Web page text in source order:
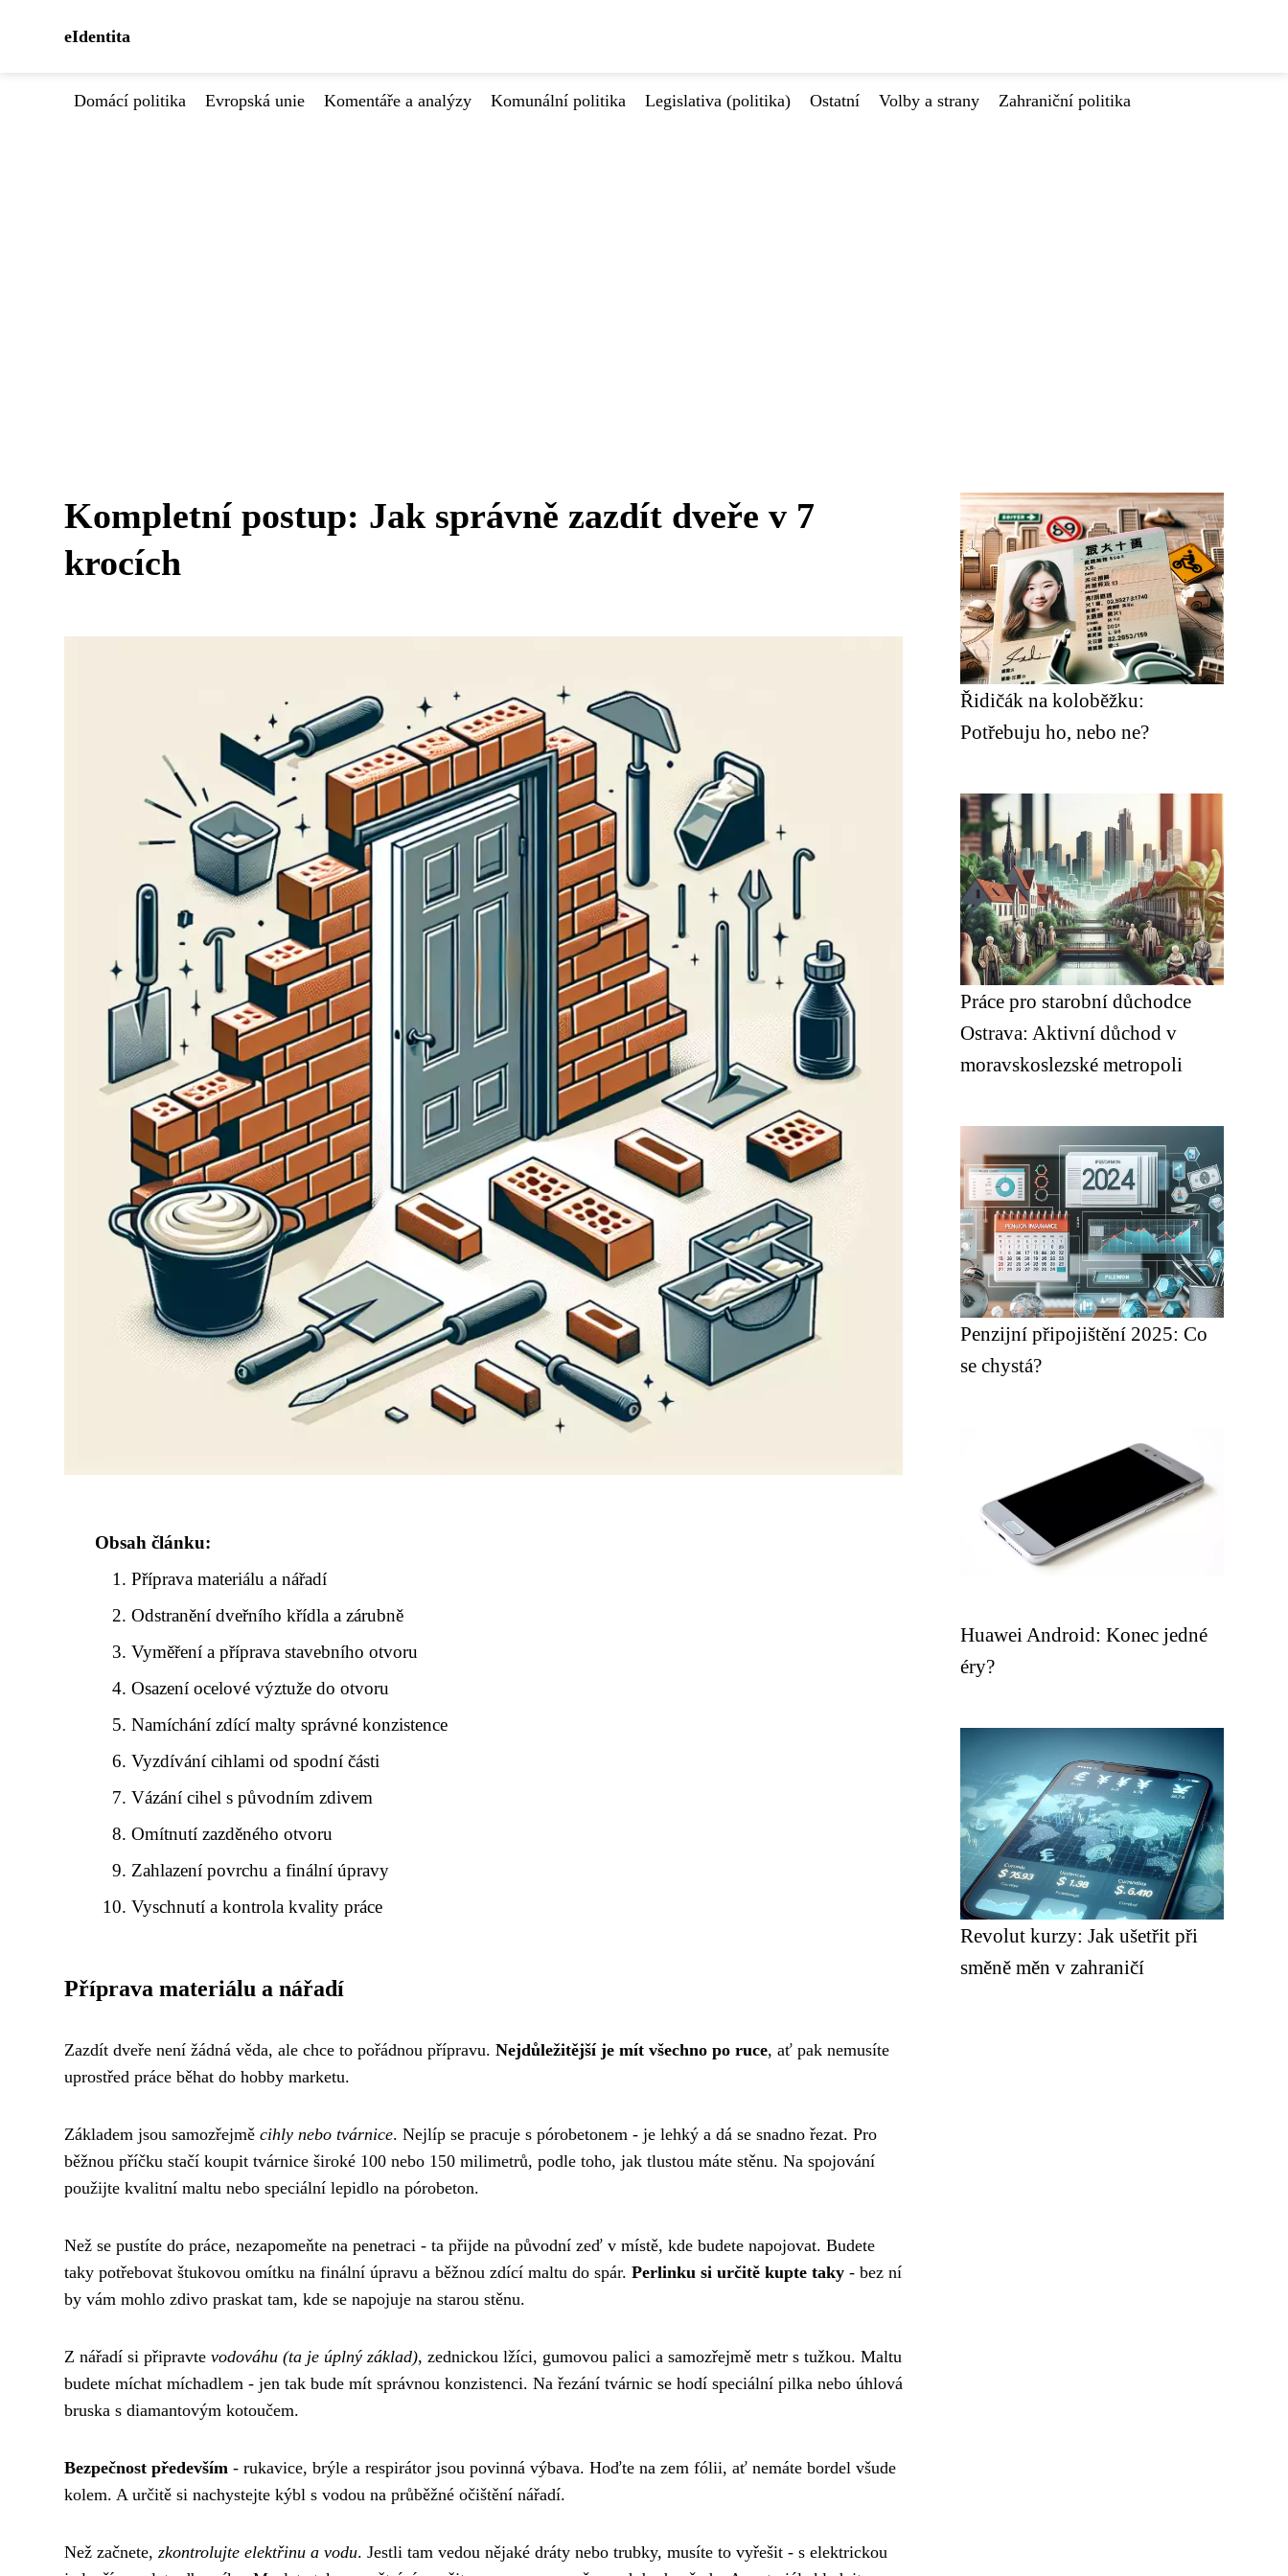
eIdentita
Domácí politika Evropská unie Komentáře a analýzy Komunální politika Legislativa (politika) Ostatní Volby a strany Zahraniční politika
Kompletní postup: Jak správně zazdít dveře v 7
krocích
Obsah článku:
Příprava materiálu a nářadí
Odstranění dveřního křídla a zárubně
Vyměření a příprava stavebního otvoru
Osazení ocelové výztuže do otvoru
Namíchání zdící malty správné konzistence
Vyzdívání cihlami od spodní části
Vázání cihel s původním zdivem
Omítnutí zazděného otvoru
Zahlazení povrchu a finální úpravy
Vyschnutí a kontrola kvality práce
Příprava materiálu a nářadí
Zazdít dveře není žádná věda, ale chce to pořádnou přípravu. Nejdůležitější je mít všechno po ruce, ať pak nemusíte
uprostřed práce běhat do hobby marketu.
Základem jsou samozřejmě cihly nebo tvárnice. Nejlíp se pracuje s pórobetonem - je lehký a dá se snadno řezat. Pro
běžnou příčku stačí koupit tvárnice široké 100 nebo 150 milimetrů, podle toho, jak tlustou máte stěnu. Na spojování
použijte kvalitní maltu nebo speciální lepidlo na pórobeton.
Než se pustíte do práce, nezapomeňte na penetraci - ta přijde na původní zeď v místě, kde budete napojovat. Budete
taky potřebovat štukovou omítku na finální úpravu a běžnou zdící maltu do spár. Perlinku si určitě kupte taky - bez ní
by vám mohlo zdivo praskat tam, kde se napojuje na starou stěnu.
Z nářadí si připravte vodováhu (ta je úplný základ), zednickou lžíci, gumovou palici a samozřejmě metr s tužkou. Maltu
budete míchat míchadlem - jen tak bude mít správnou konzistenci. Na řezání tvárnic se hodí speciální pilka nebo úhlová
bruska s diamantovým kotoučem.
Bezpečnost především - rukavice, brýle a respirátor jsou povinná výbava. Hoďte na zem fólii, ať nemáte bordel všude
kolem. A určitě si nachystejte kýbl s vodou na průběžné očištění nářadí.
Než začnete, zkontrolujte elektřinu a vodu. Jestli tam vedou nějaké dráty nebo trubky, musíte to vyřešit - s elektrickou
Řidičák na koloběžku:
Potřebuju ho, nebo ne?
Práce pro starobní důchodce
Ostrava: Aktivní důchod v
moravskoslezské metropoli
Penzijní připojištění 2025: Co
se chystá?
Huawei Android: Konec jedné
éry?
Revolut kurzy: Jak ušetřit při
směně měn v zahraničí